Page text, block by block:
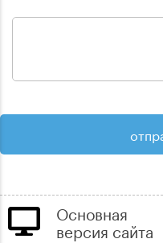
Основная
версия сайта